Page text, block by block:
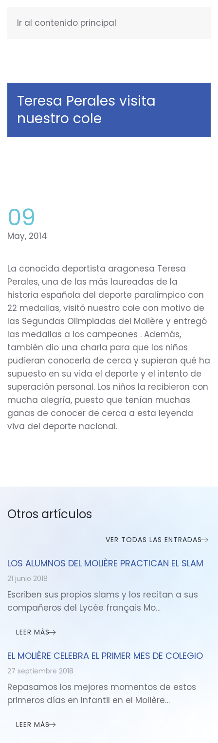
Ir al contenido principal
Teresa Perales visita
nuestro cole
09
May, 2014
La conocida deportista aragonesa Teresa
Perales, una de las más laureadas de la
historia española del deporte paralímpico con
22 medallas, visitó nuestro cole con motivo de
las Segundas Olimpiadas del Molière y entregó
las medallas a los campeones . Además,
también dio una charla para que los niños
pudieran conocerla de cerca y supieran qué ha
supuesto en su vida el deporte y el intento de
superación personal. Los niños la recibieron con
mucha alegría, puesto que tenían muchas
ganas de conocer de cerca a esta leyenda
viva del deporte nacional.
Otros artículos
VER TODAS LAS ENTRADAS
LOS ALUMNOS DEL MOLIÈRE PRACTICAN EL SLAM
21 junio 2018
Escriben sus propios slams y los recitan a sus
compañeros del Lycée français Mo…
LEER MÁS
EL MOLIÈRE CELEBRA EL PRIMER MES DE COLEGIO
27 septiembre 2018
Repasamos los mejores momentos de estos
primeros días en Infantil en el Molière…
LEER MÁS